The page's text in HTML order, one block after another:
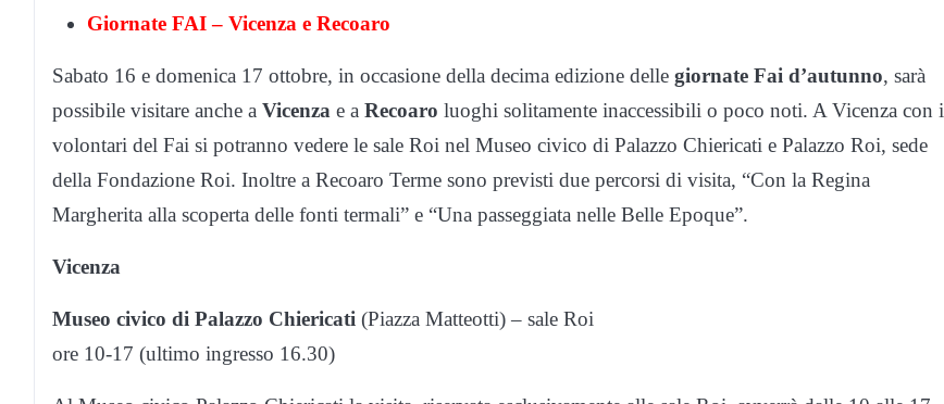
Giornate FAI – Vicenza e Recoaro
Sabato 16 e domenica 17 ottobre, in occasione della decima edizione delle giornate Fai d’autunno, sarà
possibile visitare anche a Vicenza e a Recoaro luoghi solitamente inaccessibili o poco noti. A Vicenza con i
volontari del Fai si potranno vedere le sale Roi nel Museo civico di Palazzo Chiericati e Palazzo Roi, sede
della Fondazione Roi. Inoltre a Recoaro Terme sono previsti due percorsi di visita, “Con la Regina
Margherita alla scoperta delle fonti termali” e “Una passeggiata nelle Belle Epoque”.
Vicenza
Museo civico di Palazzo Chiericati (Piazza Matteotti) – sale Roi
ore 10-17 (ultimo ingresso 16.30)